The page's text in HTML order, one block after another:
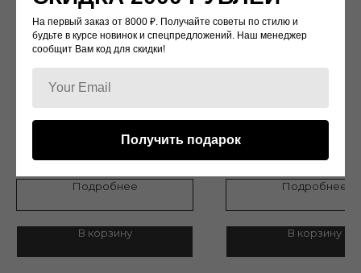
Дизайн: Dior
Подробнее
В корзину
Дизайн:David Koma
Подробнее
В корзину
© 2022 WATCH-LOVE
Возврат и обмен
Политика конфиденциальности
г.Москва, Улица Кржижановского 1/19
На первый заказ от 8000 ₽. Получайте советы по стилю и
будьте в курсе новинок и спецпредложений. Наш менеджер
сообщит Вам код для скидки!
Получить подарок